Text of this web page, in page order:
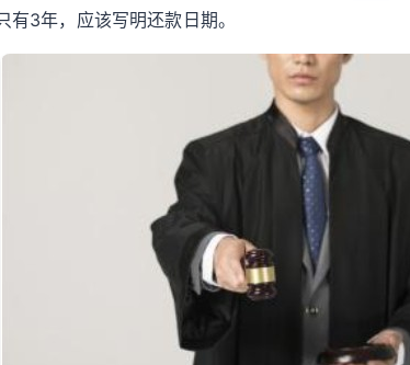
3年，应该写明还款日期。